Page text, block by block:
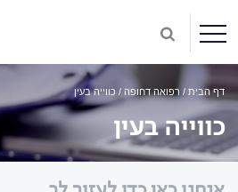
דף הבית רפואה דחופה כווייה בעין
כווייה בעין